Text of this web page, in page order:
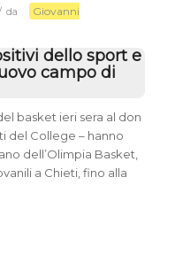
da
Giovanni
dello sport e
campo di
basket ieri sera al don
del College – hanno
dell’Olimpia Basket,
a Chieti, fino alla